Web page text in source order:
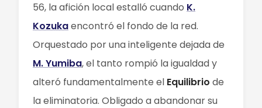
56, la afición local estalló cuando K.
Kozukaencontró el fondo de la red.
Orquestado por una inteligente dejada de
M. Yumiba, el tanto rompió la igualdad y
alteró fundamentalmente el Equilibrio de
la eliminatoria. Obligado a abandonar su